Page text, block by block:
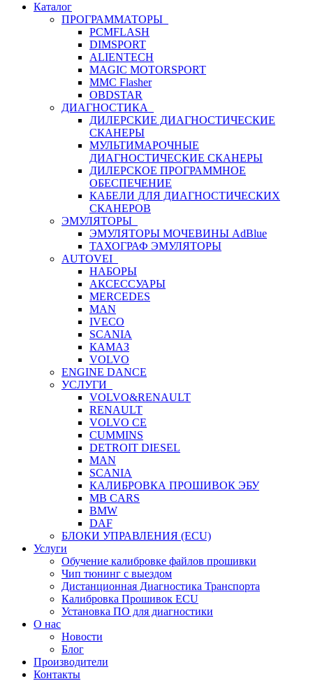
Каталог
ПРОГРАММАТОРЫ
PCMFLASH
DIMSPORT
ALIENTECH
MAGIC MOTORSPORT
MMC Flasher
OBDSTAR
ДИАГНОСТИКА
ДИЛЕРСКИЕ ДИАГНОСТИЧЕСКИЕ
СКАНЕРЫ
МУЛЬТИМАРОЧНЫЕ
ДИАГНОСТИЧЕСКИЕ СКАНЕРЫ
ДИЛЕРСКОЕ ПРОГРАММНОЕ
ОБЕСПЕЧЕНИЕ
КАБЕЛИ ДЛЯ ДИАГНОСТИЧЕСКИХ
СКАНЕРОВ
ЭМУЛЯТОРЫ
ЭМУЛЯТОРЫ МОЧЕВИНЫ АdBlue
ТАХОГРАФ ЭМУЛЯТОРЫ
AUTOVEI
НАБОРЫ
АКСЕССУАРЫ
MERCEDES
MAN
IVECO
SCANIA
КАМАЗ
VOLVO
ENGINE DANCE
УСЛУГИ
VOLVO&RENAULT
RENAULT
VOLVO CE
CUMMINS
DETROIT DIESEL
MAN
SCANIA
КАЛИБРОВКА ПРОШИВОК ЭБУ
MB CARS
BMW
DAF
БЛОКИ УПРАВЛЕНИЯ (ECU)
Услуги
Обучение калибровке файлов прошивки
Чип тюнинг с выездом
Дистанционная Диагностика Транспорта
Калибровка Прошивок ECU
Установка ПО для диагностики
О нас
Новости
Блог
Производители
Контакты